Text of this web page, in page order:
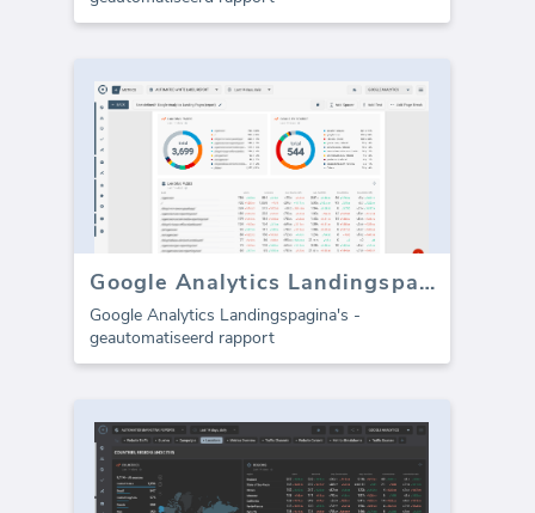
Google Analytics Landingspagina's (rapport)
Google Analytics Landingspagina's -
geautomatiseerd rapport